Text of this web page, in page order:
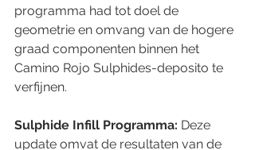
programma had tot doel de
geometrie en omvang van de hogere
graad componenten binnen het
Camino Rojo Sulphides-deposito te
verfijnen.
Sulphide Infill Programma: Deze
update omvat de resultaten van de